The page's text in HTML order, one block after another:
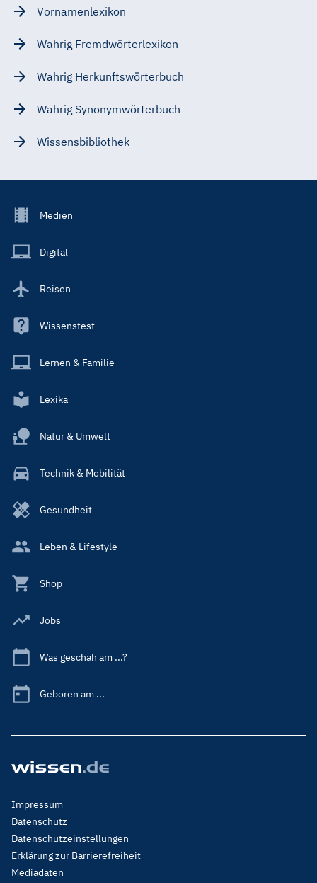
Vornamenlexikon
Wahrig Fremdwörterlexikon
Wahrig Herkunftswörterbuch
Wahrig Synonymwörterbuch
Wissensbibliothek
Footer
Main
Medien
Digital
Reisen
Wissenstest
Lernen & Familie
Lexika
Natur & Umwelt
Technik & Mobilität
Gesundheit
Leben & Lifestyle
Shop
Jobs
Was geschah am ...?
Geboren am ...
Footer
Menu
Legal
Impressum
Datenschutz
Datenschutzeinstellungen
Erklärung zur Barrierefreiheit
Mediadaten